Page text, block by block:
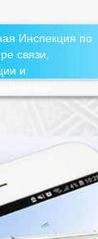
Инспекция по
связи,
и